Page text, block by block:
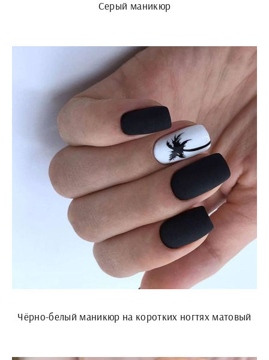
Серый маникюр
Чёрно-белый маникюр на коротких ногтях матовый